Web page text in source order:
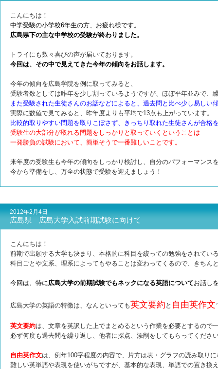
こんにちは！
中学受験の小学校6年生の方、お疲れ様です。
広島県下の主な中学校の受験が終わりました。
トライにも数々喜びの声が届いております。
今回は、その中で見えてきた今年の傾向をお話します。
今年の傾向を広島学院を例に取ってみると、
受験者数としては昨年を少し割っているようですが、ほぼ平年並みで、
また受験された生徒さんのお話などによると、過去問と比べ少し易しい
実際に数値で見てみると、昨年度よりも平均で13点も上がっています。
比較的取りやすい問題を取りこぼさず、きっちり取れた生徒さんが合格
受験生の大部分が取れる問題をしっかりと取っていくということは
一発勝負の試験において、簡単そうで一番難しいことです。
来年度の受験生も今年の傾向をしっかり検討し、自分のパフォーマンス
今から準備をし、万全の状態で受験を迎えましょう！
2012年2月4日
広島県 広島大学入試前期試験に向けて
こんにちは！
前期で出願する大学も決まり、本格的に科目を絞っての勉強をされてい
科目ごとや文系、理系によってもやることは変わってくるので、きちん
今回は、特に広島大学の前期試験でもネックになる英語についてお話し
広島大学の英語の特徴は、なんといっても英文要約 と 自由英作文
英文要約は、文章を英訳した上でまとめるという作業を必要とするので
必ず何度も過去問を繰り返し、他者に採点、添削をしてもらってくださ
自由英作文は、例年100字程度の内容で、片方は表・グラフの読み取り
難しい英単語や表現を使いがちですが、基本的な表現、単語での置き換